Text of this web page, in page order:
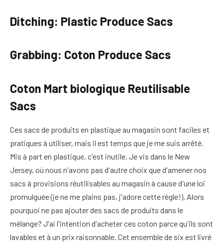
Ditching: Plastic Produce Sacs
Grabbing: Coton Produce Sacs
Coton Mart biologique Reutilisable
Sacs
Ces sacs de produits en plastique au magasin sont faciles et
pratiques à utiliser, mais il est temps que je me suis arrêté.
Mis à part en plastique, c'est inutile. Je vis dans le New
Jersey, où nous n'avons pas d'autre choix que d'amener nos
sacs à provisions réutilisables au magasin à cause d'une loi
promulguée (je ne me plains pas, j'adore cette règle!), Alors
pourquoi ne pas ajouter des sacs de produits dans le
mélange? J'ai l'intention d'acheter ces coton parce qu'ils sont
lavables et à un prix raisonnable. Cet ensemble de six est livré